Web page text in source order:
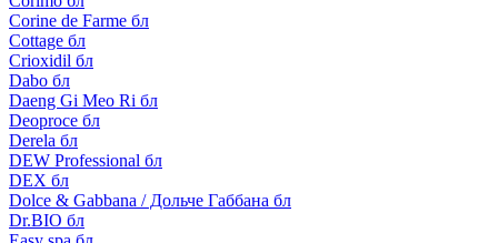
Corine de Farme бл
Cottage бл
Crioxidil бл
Dabo бл
Daeng Gi Meo Ri бл
Deoproce бл
Derela бл
DEW Professional бл
DEX бл
Dolce & Gabbana / Дольче Габбана бл
Dr.BIO бл